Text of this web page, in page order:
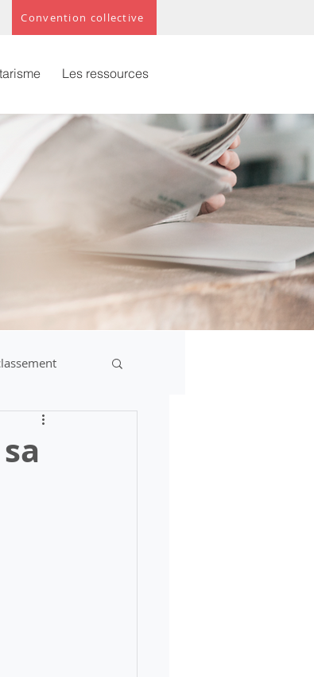
Les ressources
Convention collective